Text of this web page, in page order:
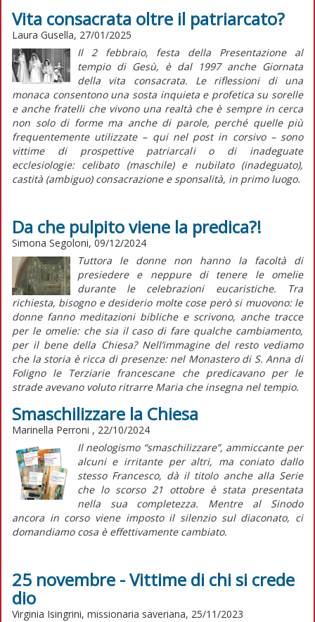
Vita consacrata oltre il patriarcato?
Laura Gusella, 27/01/2025
Il 2 febbraio, festa della Presentazione al
tempio di Gesù, è dal 1997 anche Giornata
della vita consacrata. Le riflessioni di una
monaca consentono una sosta inquieta e profetica su sorelle
e anche fratelli che vivono una realtà che è sempre in cerca
non solo di forme ma anche di parole, perché quelle più
frequentemente utilizzate – qui nel post in corsivo – sono
vittime di prospettive patriarcali o di inadeguate
ecclesiologie: celibato (maschile) e nubilato (inadeguato),
castità (ambiguo) consacrazione e sponsalità, in primo luogo.
Da che pulpito viene la predica?!
Simona Segoloni, 09/12/2024
Tuttora le donne non hanno la facoltà di
presiedere e neppure di tenere le omelie
durante le celebrazioni eucaristiche. Tra
richiesta, bisogno e desiderio molte cose però si muovono: le
donne fanno meditazioni bibliche e scrivono, anche tracce
per le omelie: che sia il caso di fare qualche cambiamento,
per il bene della Chiesa? Nell’immagine del resto vediamo
che la storia è ricca di presenze: nel Monastero di S. Anna di
Foligno le Terziarie francescane che predicavano per le
strade avevano voluto ritrarre Maria che insegna nel tempio.
Smaschilizzare la Chiesa
Marinella Perroni , 22/10/2024
Il neologismo “smaschilizzare”, ammiccante per
alcuni e irritante per altri, ma coniato dallo
stesso Francesco, dà il titolo anche alla Serie
che lo scorso 21 ottobre è stata presentata
nella sua completezza. Mentre al Sinodo
ancora in corso viene imposto il silenzio sul diaconato, ci
domandiamo cosa è effettivamente cambiato.
25 novembre - Vittime di chi si crede
dio
Virginia Isingrini, missionaria saveriana, 25/11/2023